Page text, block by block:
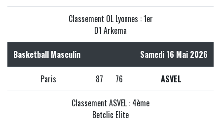
Classement OL Lyonnes : 1er
D1 Arkema
Basketball Masculin Samedi 16 Mai 2026
Paris 87 76 ASVEL
Classement ASVEL : 4ème
Betclic Elite